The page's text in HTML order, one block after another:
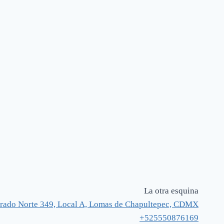
La otra esquina
Norte 349, Local A, Lomas de Chapultepec, CDMX
+525550876169